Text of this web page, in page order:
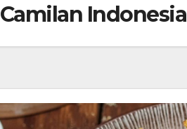
Camilan Indonesia